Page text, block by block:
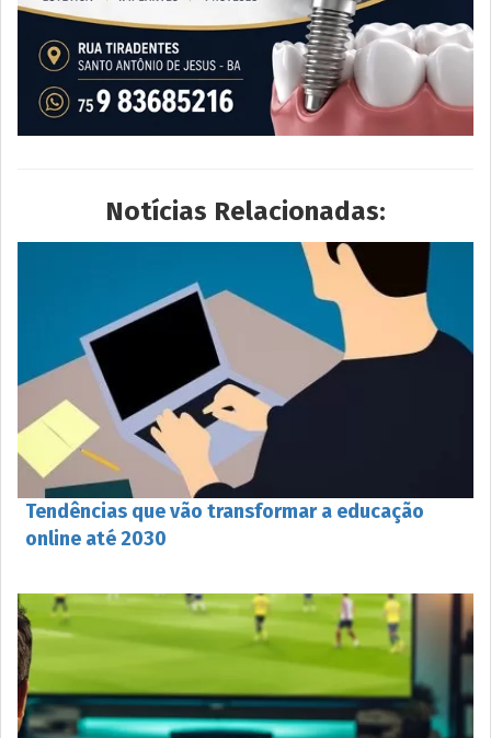
Notícias Relacionadas:
Tendências que vão transformar a educação
online até 2030